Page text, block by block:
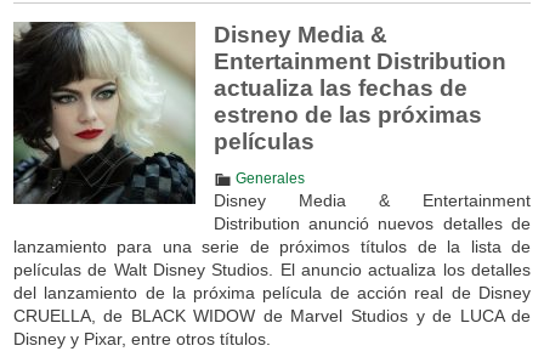
Disney Media &
Entertainment Distribution
actualiza las fechas de
estreno de las próximas
películas
Generales
Disney Media & Entertainment
Distribution anunció nuevos detalles de
lanzamiento para una serie de próximos títulos de la lista de
películas de Walt Disney Studios. El anuncio actualiza los detalles
del lanzamiento de la próxima película de acción real de Disney
CRUELLA, de BLACK WIDOW de Marvel Studios y de LUCA de
Disney y Pixar, entre otros títulos.